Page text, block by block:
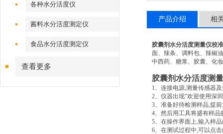
各种水分活度仪
酱料水分活度测定仪
食品水分活度测定仪
查看更多
产品介绍 相
胶囊剂水分活度测量仪校
面、辣条、调料包、辣椒
中西药、糖浆、胶囊、化
胶囊剂水分活度测
1、连接电源,测量传感器
2、仪器出现"欢迎使用深
3、准备好待检测样品,提
4、然后用工具将盛有样
5、在操作界面上,输入样
6、在测试过程中,可以点